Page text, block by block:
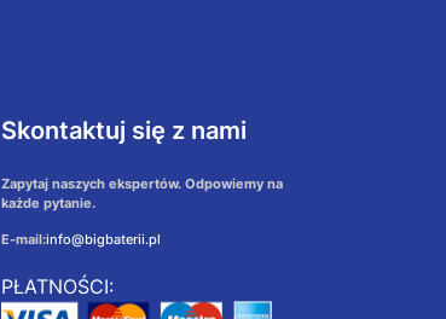
Skontaktuj się z nami
Zapytaj naszych ekspertów. Odpowiemy na
każde pytanie.
E-mail:info@bigbaterii.pl
PŁATNOŚCI: